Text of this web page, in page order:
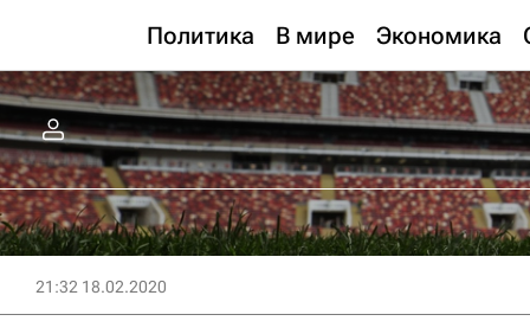
Политика В мире Экономика
21:32 18.02.2020